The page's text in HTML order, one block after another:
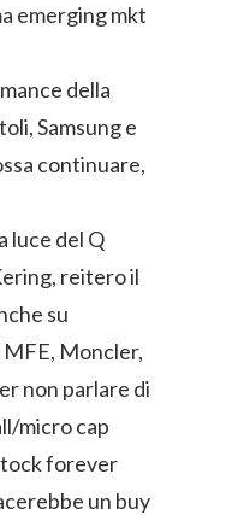
emerging mkt
della
Samsung e
continuare,
luce del Q
reitero il
su
Moncler,
non parlare di
micro cap
forever
un buy